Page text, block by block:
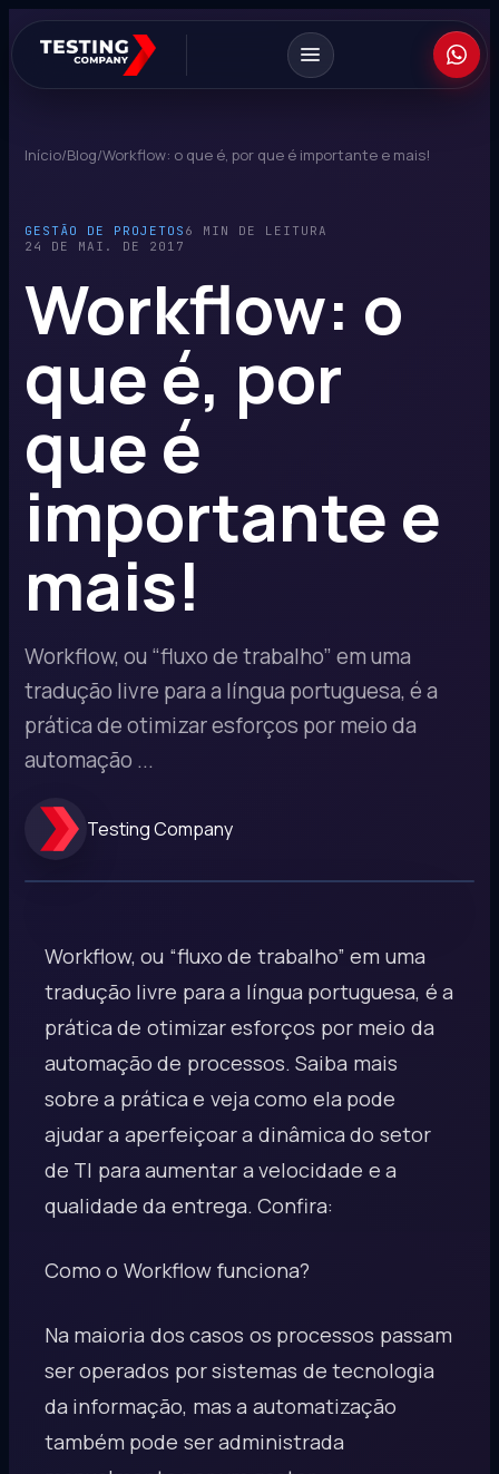
Início/Blog/Workflow: o que é, por que é importante e mais!
GESTÃO DE PROJETOS 6 MIN DE LEITURA
24 DE MAI. DE 2017
Workflow: o
que é, por
que é
importante e
mais!
Workflow, ou “fluxo de trabalho” em uma
tradução livre para a língua portuguesa, é a
prática de otimizar esforços por meio da
automação ...
Testing Company
Workflow, ou “fluxo de trabalho” em uma
tradução livre para a língua portuguesa, é a
prática de otimizar esforços por meio da
automação de processos. Saiba mais
sobre a prática e veja como ela pode
ajudar a aperfeiçoar a dinâmica do setor
de TI para aumentar a velocidade e a
qualidade da entrega. Confira:
Como o Workflow funciona?
Na maioria dos casos os processos passam
ser operados por sistemas de tecnologia
da informação, mas a automatização
também pode ser administrada